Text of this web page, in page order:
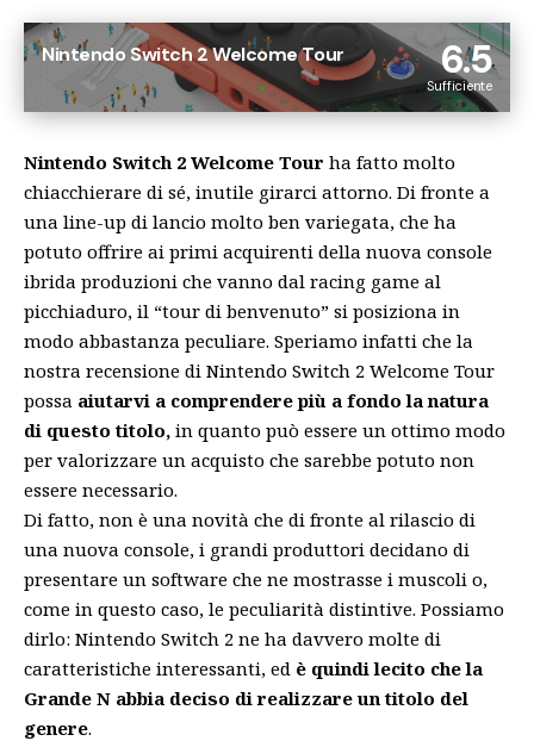
6.5
Sufficiente
Nintendo Switch 2 Welcome Tour
Nintendo Switch 2 Welcome Tour ha fatto molto
chiacchierare di sé, inutile girarci attorno. Di fronte a
una line-up di lancio molto ben variegata, che ha
potuto offrire ai primi acquirenti della nuova console
ibrida produzioni che vanno dal racing game al
picchiaduro, il “tour di benvenuto” si posiziona in
modo abbastanza peculiare. Speriamo infatti che la
nostra recensione di Nintendo Switch 2 Welcome Tour
possa aiutarvi a comprendere più a fondo la natura
di questo titolo, in quanto può essere un ottimo modo
per valorizzare un acquisto che sarebbe potuto non
essere necessario.
Di fatto, non è una novità che di fronte al rilascio di
una nuova console, i grandi produttori decidano di
presentare un software che ne mostrasse i muscoli o,
come in questo caso, le peculiarità distintive. Possiamo
dirlo: Nintendo Switch 2 ne ha davvero molte di
caratteristiche interessanti, ed è quindi lecito che la
Grande N abbia deciso di realizzare un titolo del
genere.